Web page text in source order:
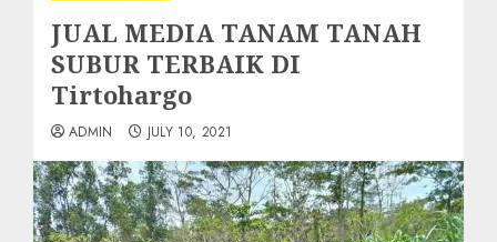
JUAL MEDIA TANAM TANAH
SUBUR TERBAIK DI
Tirtohargo
ADMIN JULY 10, 2021